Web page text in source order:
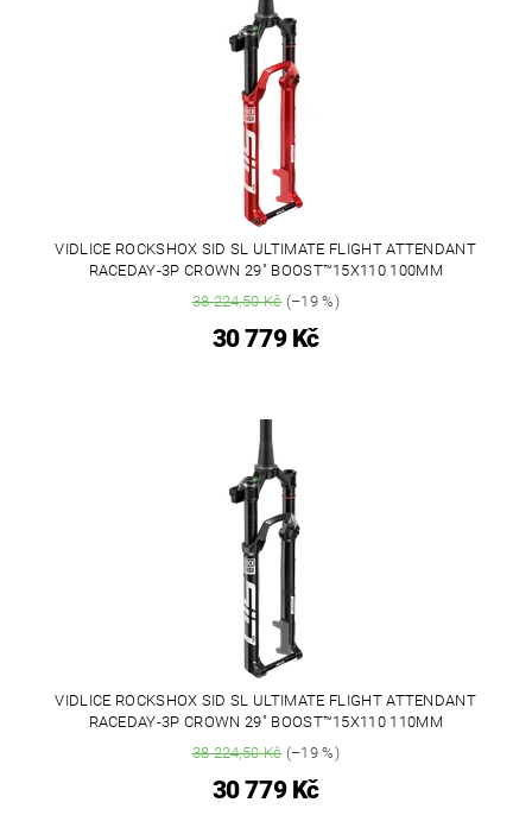
VIDLICE ROCKSHOX SID SL ULTIMATE FLIGHT ATTENDANT
RACEDAY-3P CROWN 29" BOOST™15X110 100MM
38 224,50 Kč(–19 %)
30 779 Kč
VIDLICE ROCKSHOX SID SL ULTIMATE FLIGHT ATTENDANT
RACEDAY-3P CROWN 29" BOOST™15X110 110MM
38 224,50 Kč(–19 %)
30 779 Kč